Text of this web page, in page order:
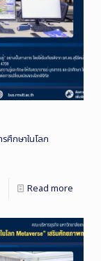
ศึกษาในโลก
Read more